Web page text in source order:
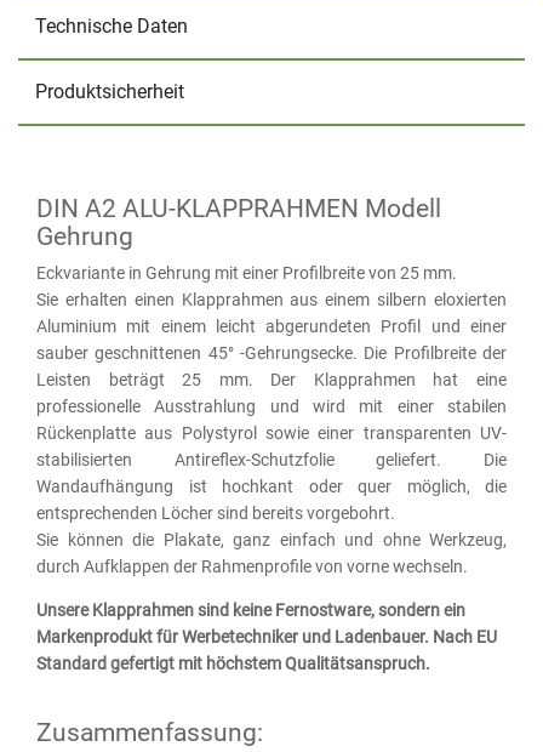
Technische Daten
Produktsicherheit
DIN A2 ALU-KLAPPRAHMEN Modell
Gehrung
Eckvariante in Gehrung mit einer Profilbreite von 25 mm.
Sie erhalten einen Klapprahmen aus einem silbern eloxierten
Aluminium mit einem leicht abgerundeten Profil und einer
sauber geschnittenen 45° -Gehrungsecke. Die Profilbreite der
Leisten beträgt 25 mm. Der Klapprahmen hat eine
professionelle Ausstrahlung und wird mit einer stabilen
Rückenplatte aus Polystyrol sowie einer transparenten UV-
stabilisierten Antireflex-Schutzfolie geliefert. Die
Wandaufhängung ist hochkant oder quer möglich, die
entsprechenden Löcher sind bereits vorgebohrt.
Sie können die Plakate, ganz einfach und ohne Werkzeug,
durch Aufklappen der Rahmenprofile von vorne wechseln.
Unsere Klapprahmen sind keine Fernostware, sondern ein
Markenprodukt für Werbetechniker und Ladenbauer. Nach EU
Standard gefertigt mit höchstem Qualitätsanspruch.
Zusammenfassung: